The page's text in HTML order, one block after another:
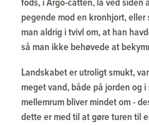
fods, i Argo-catten, lå ved
pegende mod en kronhjort,
man aldrig i tvivl om, at han
så man ikke behøvede at
Landskabet er utroligt smukt,
meget vand, både på jorden og
mellemrum bliver mindet om -
dette er med til at gøre turen til